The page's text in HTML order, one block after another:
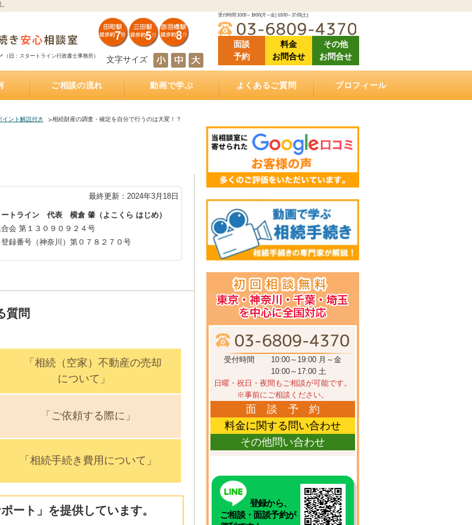
（旧：スタートライン行政書士事務所） 文字サイズ
受付時間 10:00～19:00(月～金) 10:00～17:00(土)
面談
予約
料金
お問合せ
その他
お問合せ
？
くらいかかるの？
らいかかるの？
らいかかるの？なければならないこと
ご相談の流れ 動画で学ぶ よくあるご質問 プロフィール
ント解説付き 相続財産の調査・確定を自分で行うのは大変！？
最終更新：2024年3月18日
ートライン 代表 横倉 肇（よこくら はじめ）
会 第１３０９０９２４号
録番号（神奈川）第０７８２７０号
質問
「相続（空家）不動産の売却
について」
「ご依頼する際に」
「相続手続き費用について」
ート」を提供しています。
受付時間
10:00～19:00 月～金
10:00～17:00 土
日曜・祝日・夜間もご相談が可能です。
※事前にご相談ください。
面 談 予 約
料金に関する問い合わせ
その他問い合わせ
登録から、
ご相談・面談予約が